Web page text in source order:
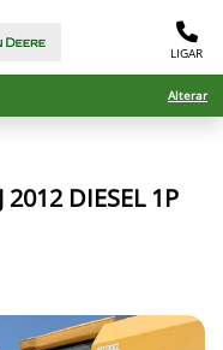
LIGAR
Alterar
2012 DIESEL 1P